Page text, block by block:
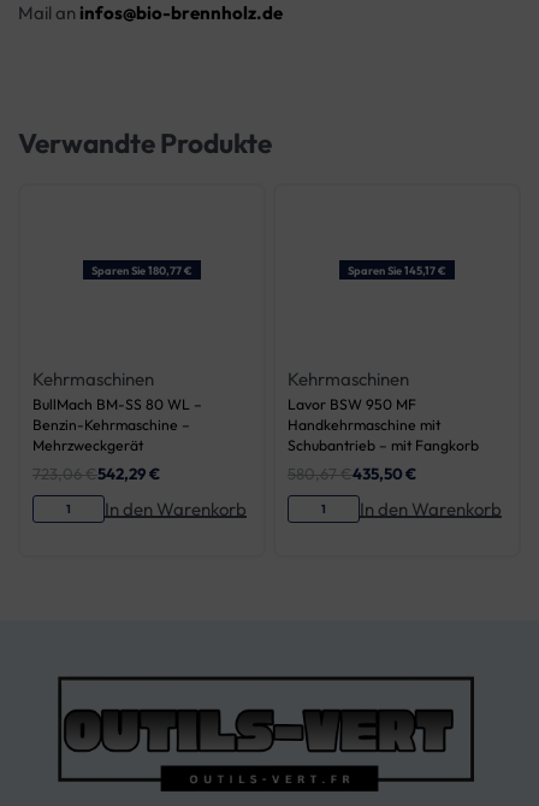
Mail an infos@bio-brennholz.de
Verwandte Produkte
Sparen Sie 180,77 €
Kehrmaschinen
BullMach BM-SS 80 WL –
Benzin-Kehrmaschine –
Mehrzweckgerät
723,06€542,29€
In den Warenkorb
Sparen Sie 145,17 €
Kehrmaschinen
Lavor BSW 950 MF
Handkehrmaschine mit
Schubantrieb – mit Fangkorb
580,67€435,50€
In den Warenkorb